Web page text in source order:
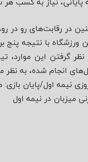
در رقابت‌های رو در
ورزشگاه با نتیجه پنج
نظر گرفتن این موارد،
انجام شده، به نظر
نیمه اول/پایان بازی:
میزبان در نیمه اول